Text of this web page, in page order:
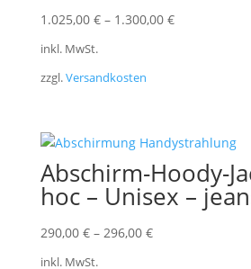
1.025,00 €– 1.300,00 €
inkl. MwSt.
zzgl.Versandkosten
Abschirm-Hoody-
hoc – Unisex –
290,00 €– 296,00 €
inkl. MwSt.